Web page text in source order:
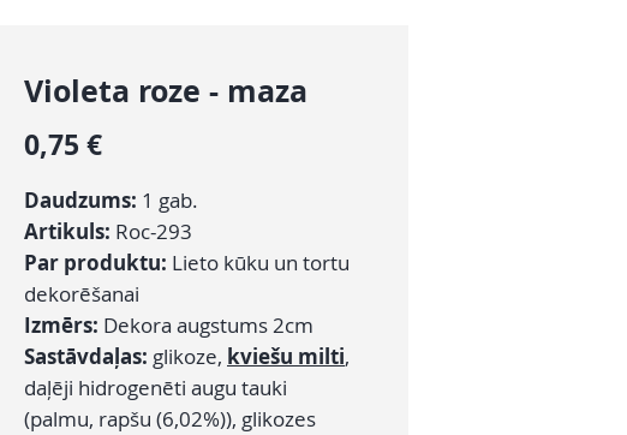
Violeta roze - maza
0,75 €Cena
Daudzums: 1 gab.
Artikuls: Roc-293
Par produktu: Lieto kūku un tortu
dekorēšanai
Izmērs: Dekora augstums 2cm
Sastāvdaļas: glikoze, kviešu milti,
daļēji hidrogenēti augu tauki
(palmu, rapšu (6,02%)), glikozes